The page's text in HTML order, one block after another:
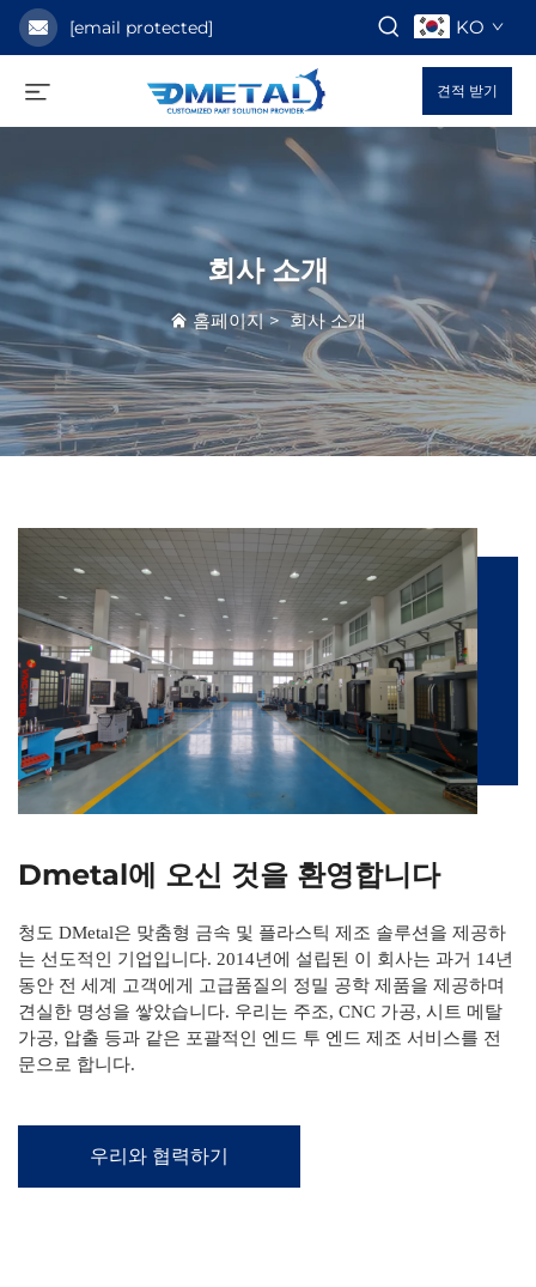
[email protected] KO
견적 받기
회사 소개
홈페이지>회사 소개
Dmetal에 오신 것을 환영합니다
청도 DMetal은 맞춤형 금속 및 플라스틱 제조 솔루션을 제공하
는 선도적인 기업입니다. 2014년에 설립된 이 회사는 과거 14년
동안 전 세계 고객에게 고급품질의 정밀 공학 제품을 제공하며
견실한 명성을 쌓았습니다. 우리는 주조, CNC 가공, 시트 메탈
가공, 압출 등과 같은 포괄적인 엔드 투 엔드 제조 서비스를 전
문으로 합니다.
우리와 협력하기